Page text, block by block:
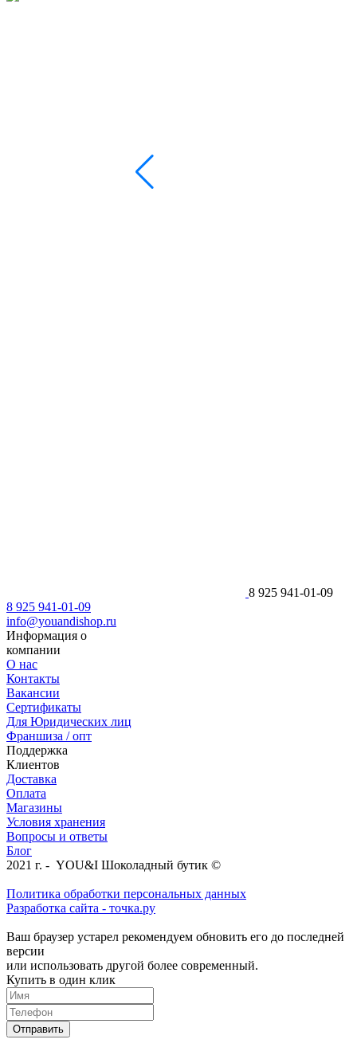
8 925 941-01-09
8 925 941-01-09
info@youandishop.ru
Информация о
компании
О нас
Контакты
Вакансии
Сертификаты
Для Юридических лиц
Франшиза / опт
Поддержка
Клиентов
Доставка
Оплата
Магазины
Условия хранения
Вопросы и ответы
Блог
2021 г. - YOU&I Шоколадный бутик ©
Политика обработки персональных данных
Разработка сайта - точка.ру
Ваш браузер устарел рекомендуем обновить его до последней
версии
или использовать другой более современный.
Купить в один клик
Отправить